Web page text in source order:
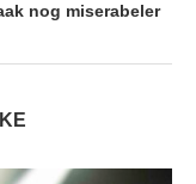
nog miserabeler